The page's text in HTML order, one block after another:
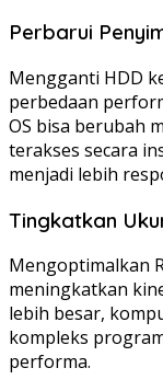
Perbarui
Mengganti HDD
perbedaan
OS bisa berubah
terakses secara
menjadi lebih
Tingkatkan
Mengoptimalkan
meningkatkan
lebih besar,
kompleks
performa.